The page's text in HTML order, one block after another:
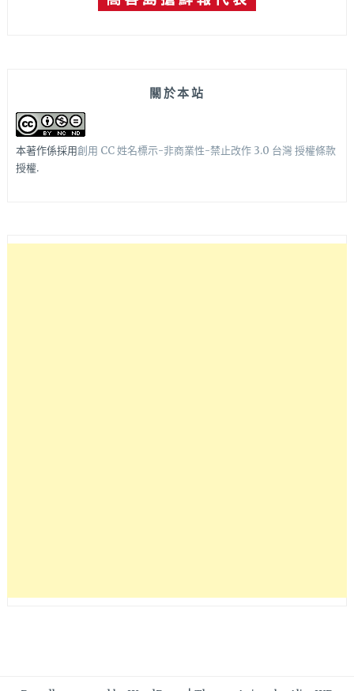
關於本站
本著作係採用創用 CC 姓名標示-非商業性-禁止改作 3.0 台灣 授權條款
授權.